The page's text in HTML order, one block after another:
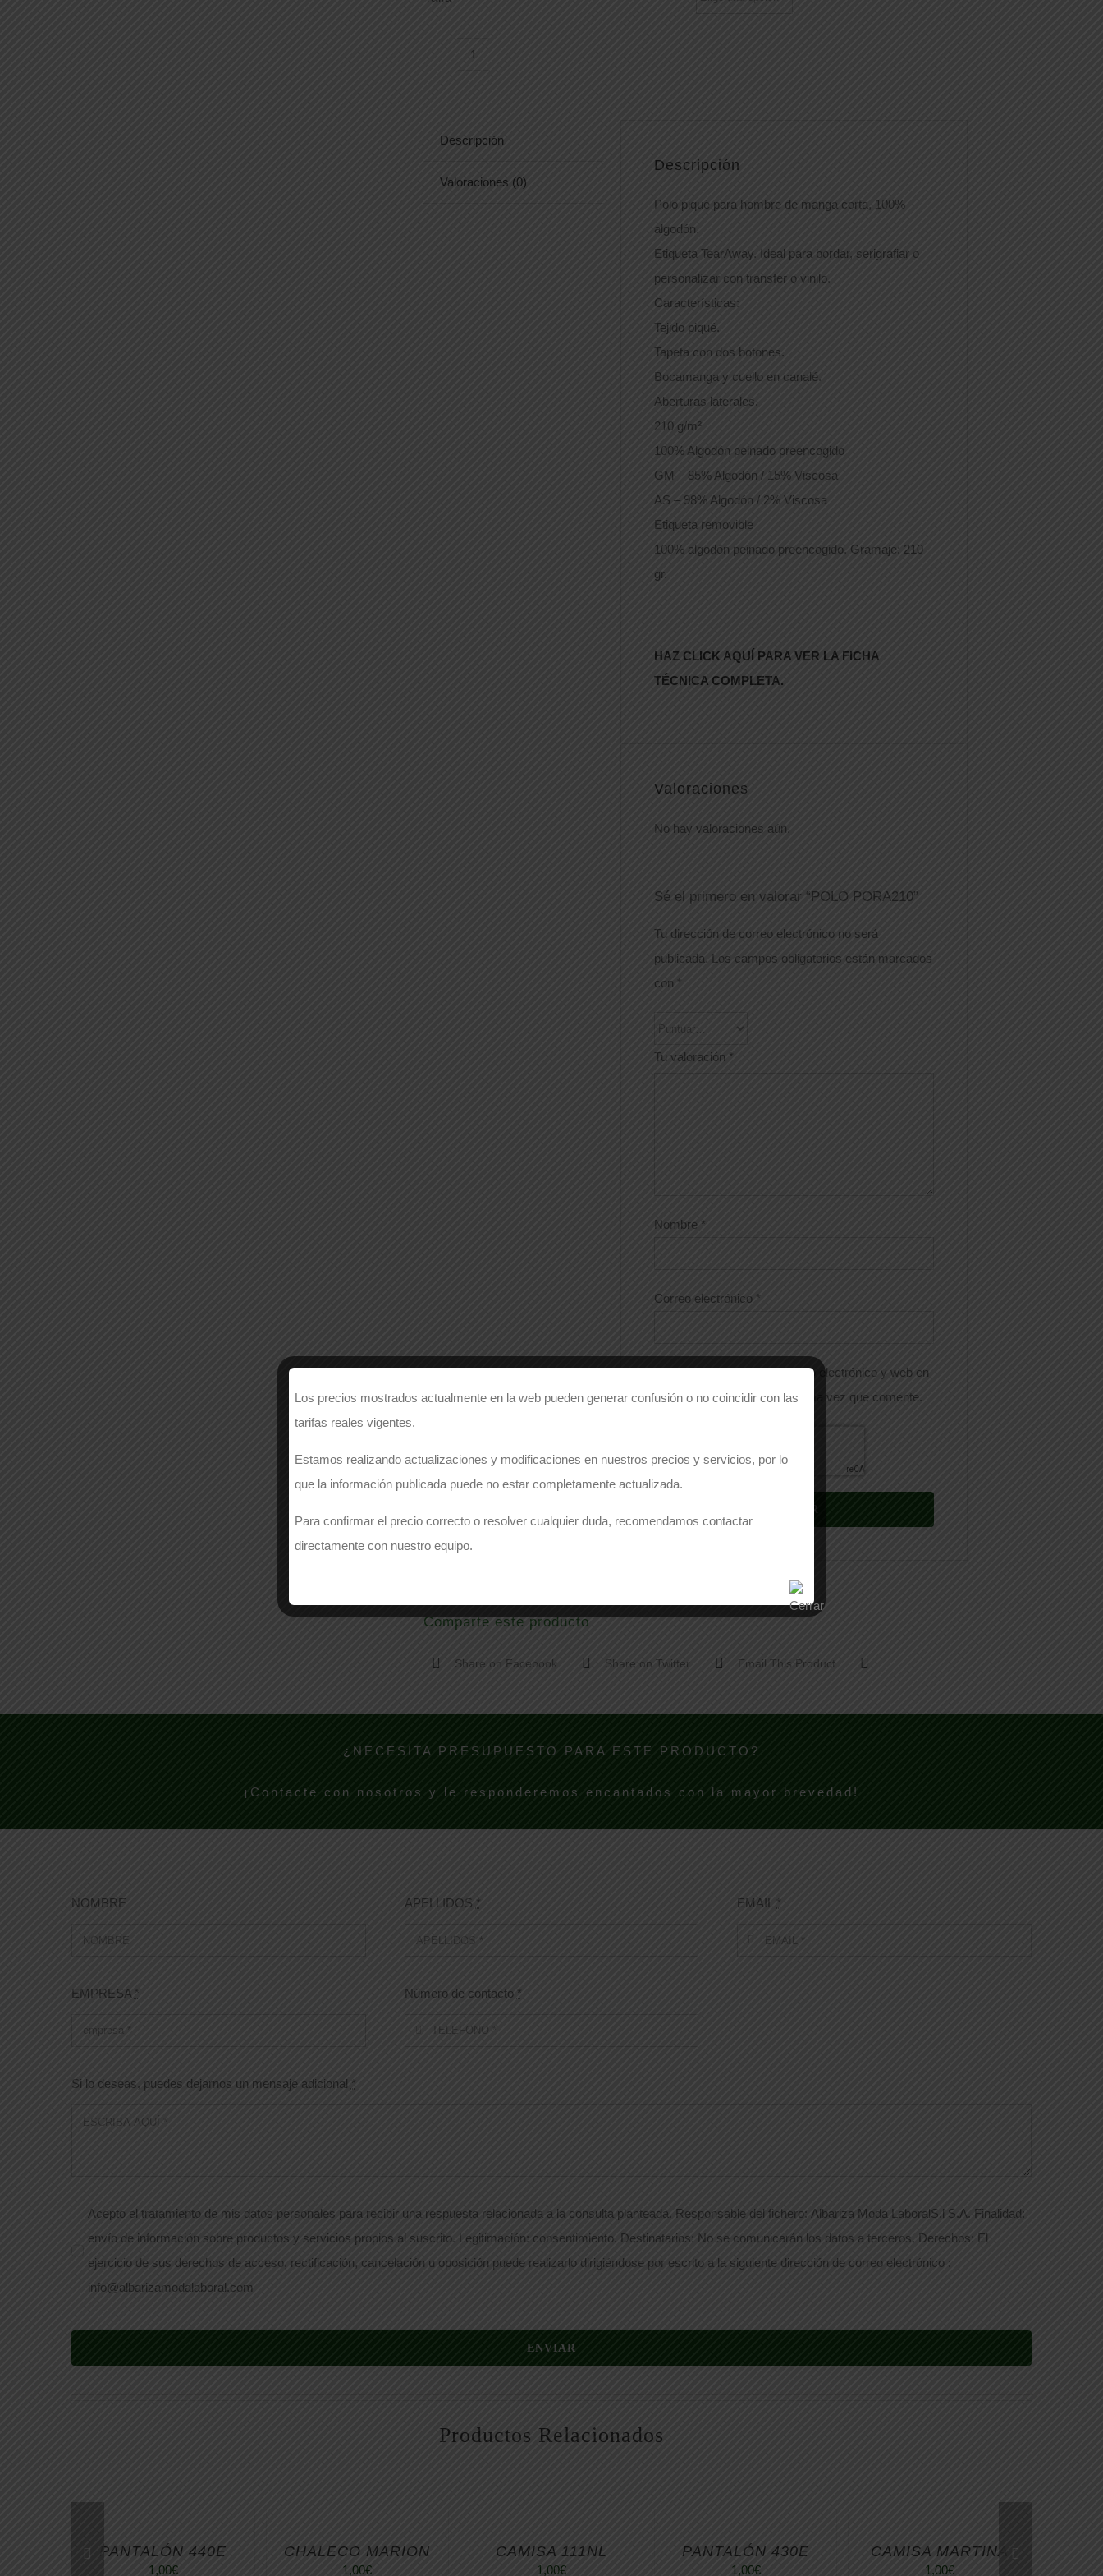
Descripción
Valoraciones (0)
Descripción
Polo piqué para hombre de manga corta, 100%
algodón.
Etiqueta TearAway. Ideal para bordar, serigrafiar o
personalizar con transfer o vinilo.
Características:
Tejido piqué.
Tapeta con dos botones.
Bocamanga y cuello en canalé.
Aberturas laterales.
210 g/m²
100% Algodón peinado preencogido
GM – 85% Algodón / 15% Viscosa
AS – 98% Algodón / 2% Viscosa
Etiqueta removible
100% algodón peinado preencogido. Gramaje: 210
gr.
HAZ CLICK AQUÍ PARA VER LA FICHA
TÉCNICA COMPLETA.
Valoraciones
No hay valoraciones aún.
Sé el primero en valorar “POLO PORA210”
Tu dirección de correo electrónico no será
publicada.
Los campos obligatorios están marcados
con *
Tu valoración *
Nombre *
Correo electrónico *
Guarda mi nombre, correo electrónico y web en
este navegador para la próxima vez que comente.
Comparte este producto
Share on Facebook Share on Twitter Email This Product
¿NECESITA PRESUPUESTO PARA ESTE PRODUCTO?
¡Contacte con nosotros y le responderemos encantados con la mayor brevedad!
NOMBRE
EMPRESA *
APELLIDOS *
Número de contacto *
EMAIL *
Si lo deseas, puedes dejarnos un mensaje adicional *
Acepto el tratamiento de mis datos personales para recibir una respuesta relacionada a la consulta planteada. Responsable del fichero: Albariza Moda LaboralS.l S.A. Finalidad:
envío de información sobre productos y servicios propios al suscrito. Legitimación: consentimiento. Destinatarios: No se comunicarán los datos a terceros. Derechos: El
ejercicio de sus derechos de acceso, rectificación, cancelación u oposición puede realizarlo dirigiéndose por escrito a la siguiente dirección de correo electrónico :
info@albarizamodalaboral.com
ENVIAR
Productos Relacionados
TIENE
MÚLTIPLES
PANTALÓN 440E
1,00€
TIENE
MÚLTIPLES
CHALECO MARION
1,00€
TIENE
MÚLTIPLES
CAMISA 111NL
1,00€
TIENE
MÚLTIPLES
PANTALÓN 430E
1,00€
TIENE
MÚLTIPLES
CAMISA MARTINA
1,00€
Los precios mostrados actualmente en la web pueden generar confusión o no coincidir con las
tarifas reales vigentes.
Estamos realizando actualizaciones y modificaciones en nuestros precios y servicios, por lo
que la información publicada puede no estar completamente actualizada.
Para confirmar el precio correcto o resolver cualquier duda, recomendamos contactar
directamente con nuestro equipo.